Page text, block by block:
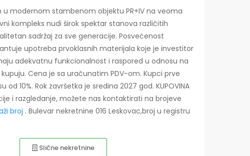
modernom stambenom objektu PR+IV na veoma
kompleks nudi širok spektar stanova različitih
sadržaj za sve generacije. Posvećenost
upotreba prvoklasnih materijala koje je investitor
adekvatnu funkcionalnost i raspored u odnosu na
Cena je sa uračunatim PDV-om. Kupci prve
10%. Rok završetka je sredina 2027 god. KUPOVINA
i razgledanje, možete nas kontaktirati na brojeve
broj . Bulevar nekretnine 016 Leskovac,broj u registru
Slične nekretnine